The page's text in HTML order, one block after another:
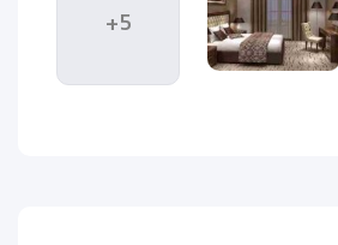
استثنایی در قلب
+5